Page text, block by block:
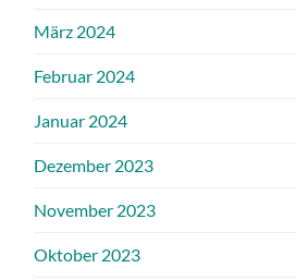
März 2024
Februar 2024
Januar 2024
Dezember 2023
November 2023
Oktober 2023